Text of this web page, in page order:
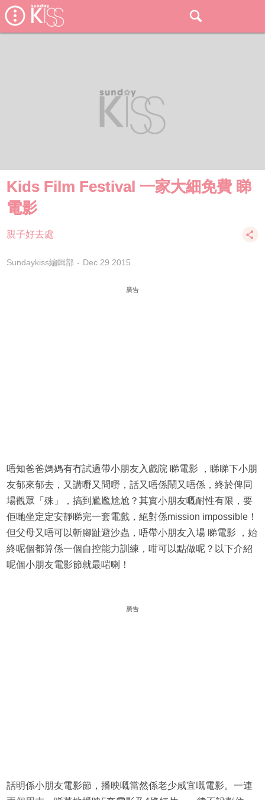
Kids Film Festival 一家大細免費 睇
電影
親子好去處
Sundaykiss編輯部 Dec 29 2015
廣告
唔知爸爸媽媽有冇試過帶小朋友入戲院 睇電影 ，睇睇下小朋
友郁來郁去，又講嘢又問嘢，話又唔係鬧又唔係，終於俾同
場觀眾「殊」，搞到尷尷尬尬？其實小朋友嘅耐性有限，要
佢哋坐定定安靜睇完一套電戲，絕對係mission impossible！
但父母又唔可以斬腳趾避沙蟲，唔帶小朋友入場 睇電影 ，始
終呢個都算係一個自控能力訓練，咁可以點做呢？以下介紹
呢個小朋友電影節就最啱喇！
廣告
話明係小朋友電影節，播映嘅當然係老少咸宜嘅電影。一連